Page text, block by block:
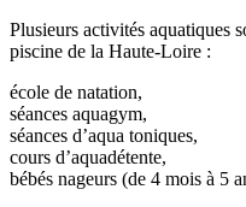
Plusieurs activités aquatiques
piscine de la Haute-Loire :
école de natation,
séances aquagym,
séances d’aqua toniques,
cours d’aquadétente,
bébés nageurs (de 4 mois à 5